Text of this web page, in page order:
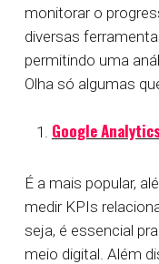
monitorar o
diversas
permitindo uma
Olha só algumas
Google
É a mais popular,
medir KPIs
seja, é essencial
meio digital. Além